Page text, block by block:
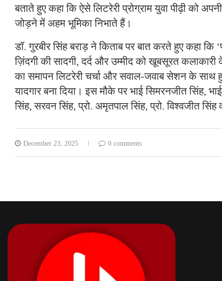
बताते हुए कहा कि ऐसे लिटरेरी प्रोग्राम युवा पीढ़ी को
जोड़ने में अहम भूमिका निभाते हैं।
डॉ. गुरबीर सिंह बराड़ ने किताब पर बात करते हुए कहा कि
ज़िंदगी की सादगी, दर्द और उम्मीद को खूबसूरत
का समापन लिटरेरी चर्चा और सवाल-जवाब सेशन के
यादगार बना दिया। इस मौके पर भाई सिमरनजीत सिंह,
सिंह, सरवन सिंह, प्रो. अमृतपाल सिंह, प्रो. विश्वजीत
December 23, 2025 0 comments